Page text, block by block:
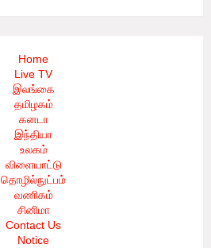
Home
Live TV
இலங்கை
தமிழகம்
கனடா
இந்தியா
உலகம்
விளையாட்டு
தொழில்நுட்பம்
வணிகம்
சினிமா
Contact Us
Notice